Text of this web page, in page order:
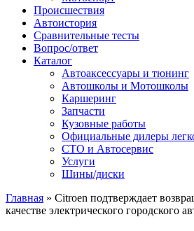
Происшествия
Автоистория
Сравнительные тесты
Вопрос/ответ
Каталог
Автоакcессуары и тюнинг
Автошколы и Мотошколы
Каршеринг
Запчасти
Кузовные работы
Официальные дилеры
СТО и Автосервис
Услуги
Шины/диски
Главная » Citroen подтверждает
качестве электрического городского